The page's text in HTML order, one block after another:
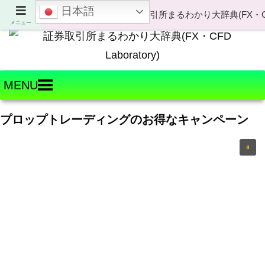
Welcome to FX・CFD Laboratory!
MENU
プロップトレーディングのお得なキャンペーン
メニュー
日本語